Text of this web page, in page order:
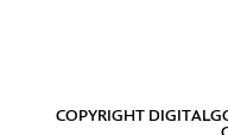
COPYRIGHT